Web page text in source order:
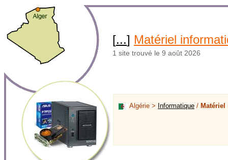
[...] Matériel
1 site trouvé le 9 août 2026
Algérie > Informatique /